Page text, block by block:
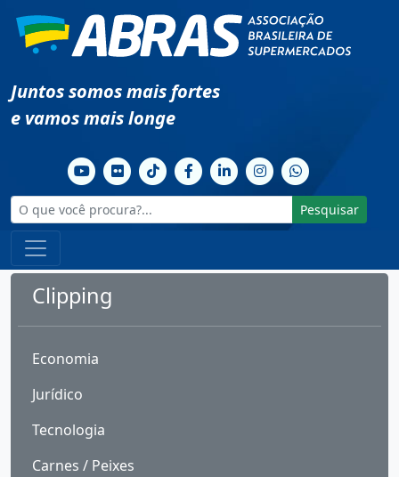
Juntos somos mais fortes
e vamos mais longe
Pesquisar
Clipping
Economia
Jurídico
Tecnologia
Carnes / Peixes